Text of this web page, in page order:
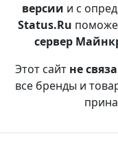
версии и с
Status.Ru
сервер
Этот сайт не
все бренды и